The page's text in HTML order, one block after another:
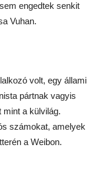
engedtek senkit
Vuhan.
volt, egy állami
pártnak vagyis
mint a külvilág.
számokat, amelyek
a Weibon.